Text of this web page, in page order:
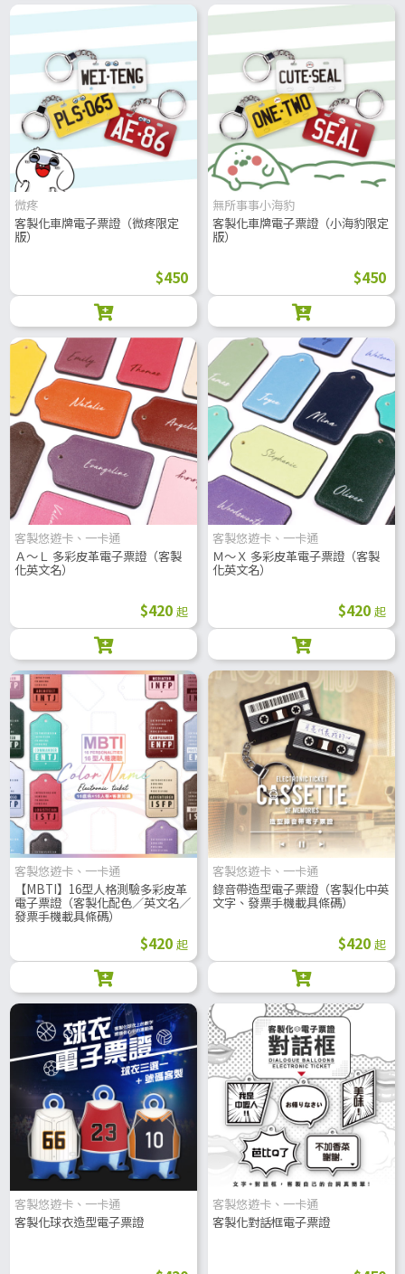
微疼
客製化車牌電子票證（微疼限定
版）
$450
無所事事小海豹
客製化車牌電子票證（小海豹限定
版）
$450
客製悠遊卡、一卡通
Ａ～Ｌ 多彩皮革電子票證（客製
化英文名）
$420 起
客製悠遊卡、一卡通
Ｍ～Ｘ 多彩皮革電子票證（客製
化英文名）
$420 起
客製悠遊卡、一卡通
【MBTI】16型人格測驗多彩皮革
電子票證（客製化配色／英文名／
發票手機載具條碼）
$420 起
客製悠遊卡、一卡通
錄音帶造型電子票證（客製化中英
文字、發票手機載具條碼）
$420 起
客製悠遊卡、一卡通
客製化球衣造型電子票證
客製悠遊卡、一卡通
客製化對話框電子票證